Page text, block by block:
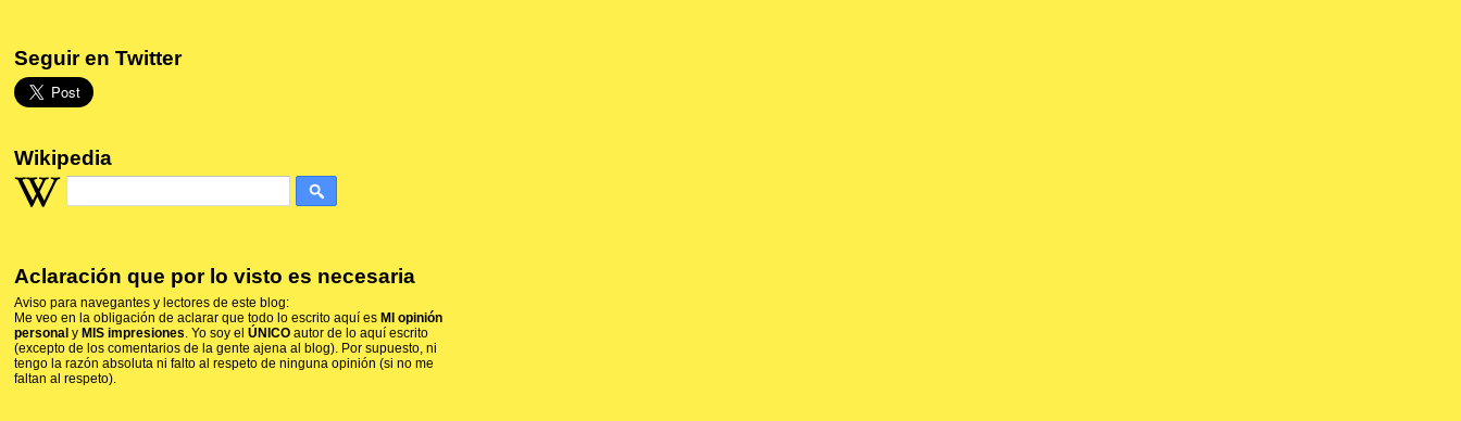
Seguir en Twitter
Wikipedia
Aclaración que por lo visto es necesaria
Aviso para navegantes y lectores de este blog:
Me veo en la obligación de aclarar que todo lo escrito aquí es MI opinión
personal y MIS impresiones. Yo soy el ÚNICO autor de lo aquí escrito
(excepto de los comentarios de la gente ajena al blog). Por supuesto, ni
tengo la razón absoluta ni falto al respeto de ninguna opinión (si no me
faltan al respeto).